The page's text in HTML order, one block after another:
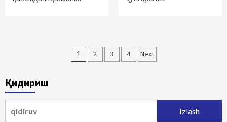
Maqolalar
1 2 3 4 Next
Қидириш